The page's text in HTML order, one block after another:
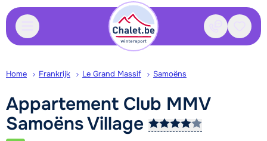
Contact
Home Frankrijk Le Grand Massif Samoëns
Appartement Club MMV
SamoënsVillage